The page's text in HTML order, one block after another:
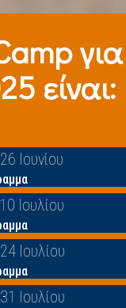
για
είναι:
Ιουνίου
Ιουλίου
Ιουλίου
Ιουλίου